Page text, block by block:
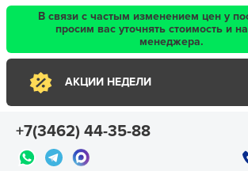
В связи с частым изменением цен у
просим вас уточнять стоимость и
менеджера.
АКЦИИ НЕДЕЛИ
+7(3462) 44-35-88